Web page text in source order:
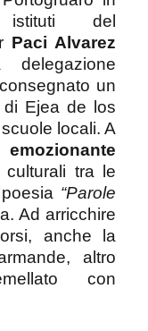
istituti del
Paci Alvarez
delegazione
un
di Ejea de los
locali. A
emozionante
culturali tra le
“Parole
Ad arricchire
anche la
altro
con